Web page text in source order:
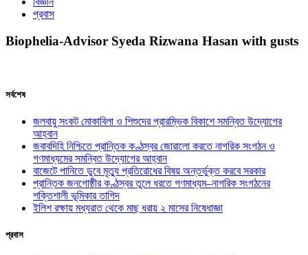
প্রবাস
Biophelia-Advisor Syeda Rizwana Hasan with gusts
সর্বশেষ
জলবায়ু সংকট মোকাবিলা ও শিশুদের প্রারম্ভিক বিকাশে সমন্বিত উদ্যোগের
আহ্বান
জবাবদিহি নিশ্চিতে প্রান্তিক কণ্ঠস্বর জোরালো করতে নাগরিক সংগঠন ও
গণমাধ্যমের সমন্বিত উদ্যোগের আহ্বান
বাজেটে পানিতে ডুবে মৃত্যু প্রতিরোধের বিষয় অন্তর্ভুক্ত করবে সরকার
প্রান্তিক জনগোষ্ঠীর কণ্ঠস্বর তুলে ধরতে গণমাধ্যম–নাগরিক সংগঠনের
শক্তিশালী ভূমিকার তাগিদ
ইলিশ রক্ষায় মধ্যরাত থেকে মাছ ধরায় ২ মাসের নিষেধাজ্ঞা
প্রবাস